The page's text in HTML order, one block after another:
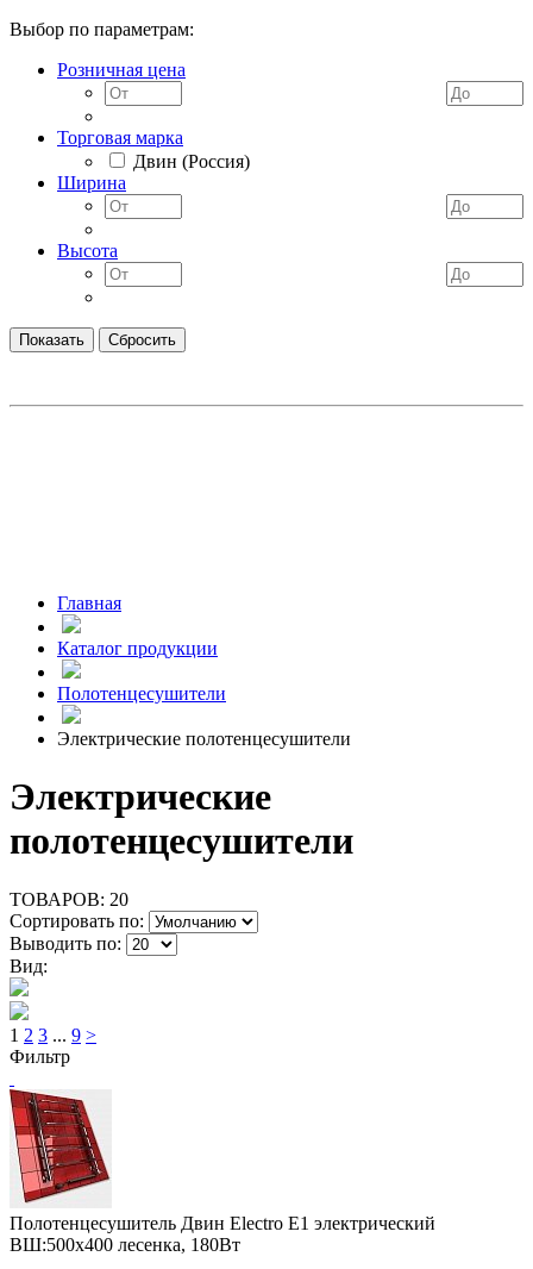
Выбор по параметрам:
Розничная цена
Торговая марка
Двин (Россия)
Ширина
Высота
Главная
Каталог продукции
Полотенцесушители
Электрические полотенцесушители
Электрические
полотенцесушители
ТОВАРОВ: 20
Сортировать по:
Выводить по:
Вид:
1 2 3 ... 9 >
Фильтр
Полотенцесушитель Двин Electro E1 электрический
ВШ:500х400 лесенка, 180Вт